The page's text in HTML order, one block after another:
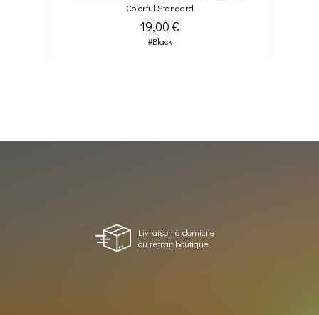
Colorful Standard
19,00 €
#Black
Livraison à domicile
ou retrait boutique